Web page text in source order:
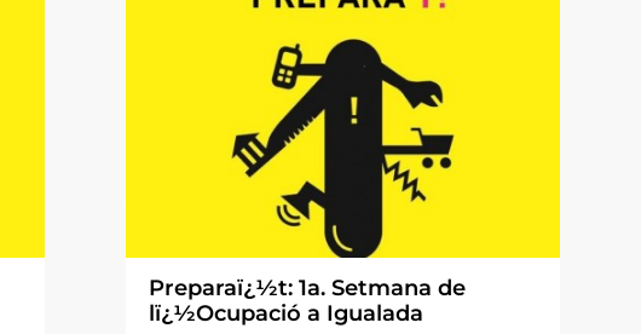
Preparaï¿½t: 1a. Setmana de
lï¿½Ocupació a Igualada